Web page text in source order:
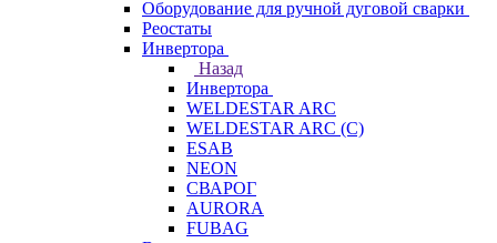
Оборудование для ручной дуговой сварки
Реостаты
Инвертора
Назад
Инвертора
WELDESTAR ARC
WELDESTAR ARC (С)
ESAB
NEON
СВАРОГ
AURORA
FUBAG